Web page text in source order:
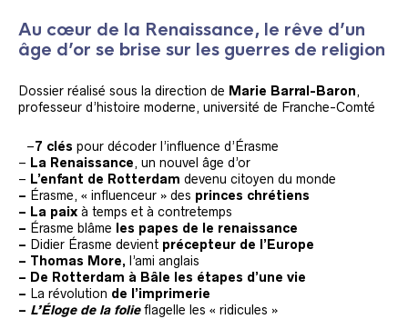
Au cœur de la Renaissance, le rêve d’un
âge d’or se brise sur les guerres de religion
Dossier réalisé sous la direction de Marie Barral-Baron,
professeur d’histoire moderne, université de Franche-Comté
–7 clés pour décoder l’influence d’Érasme
– La Renaissance, un nouvel âge d’or
– L’enfant de Rotterdam devenu citoyen du monde
– Érasme, « influenceur » des princes chrétiens
– La paix à temps et à contretemps
– Érasme blâme les papes de le renaissance
– Didier Érasme devient précepteur de l’Europe
– Thomas More, l’ami anglais
– De Rotterdam à Bâle les étapes d’une vie
– La révolution de l’imprimerie
– L’Éloge de la folieflagelle les « ridicules »